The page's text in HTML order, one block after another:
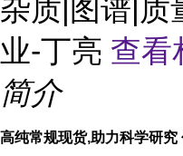
杂质|图谱|质
业-丁亮 查看
简介
高纯常规现货,助力科学研